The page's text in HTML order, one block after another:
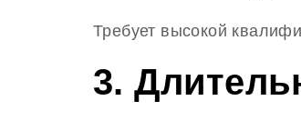
Требует высокой
3.